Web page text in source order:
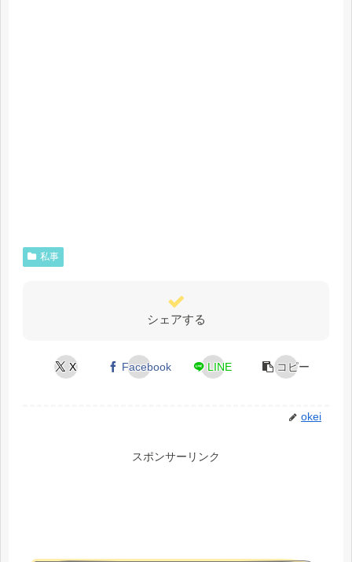
私事
シェアする
X Facebook LINE コピー
okei
スポンサーリンク